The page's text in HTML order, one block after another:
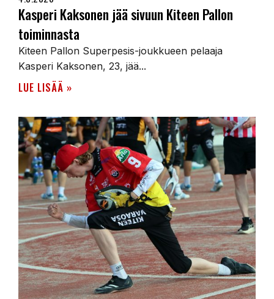
Kasperi Kaksonen jää sivuun Kiteen Pallon
toiminnasta
Kiteen Pallon Superpesis-joukkueen pelaaja
Kasperi Kaksonen, 23, jää...
LUE LISÄÄ »